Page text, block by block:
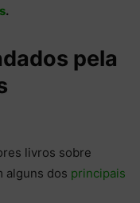
.
pela
livros sobre
alguns dos principais